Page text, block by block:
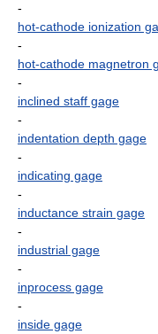
-
hot-cathode ionization
-
hot-cathode magnetron
-
inclined staff gage
-
indentation depth gage
-
indicating gage
-
inductance strain gage
-
industrial gage
-
inprocess gage
-
inside gage